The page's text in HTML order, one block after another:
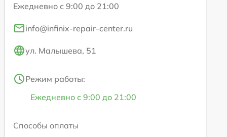
Ежедневно с 9:00 до 21:00
info@infinix-repair-center.ru
ул. Малышева, 51
Режим работы:
Ежедневно с 9:00 до 21:00
Способы оплаты